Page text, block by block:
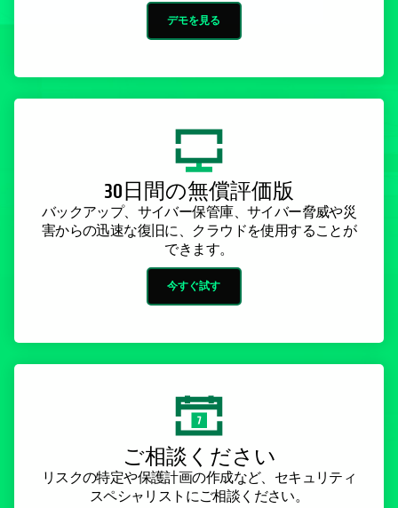
デモを見る
30日間の無償評価版
バックアップ、サイバー保管庫、サイバー脅威や災
害からの迅速な復旧に、クラウドを使用することが
できます。
今すぐ試す
ご相談ください
リスクの特定や保護計画の作成など、セキュリティ
スペシャリストにご相談ください。